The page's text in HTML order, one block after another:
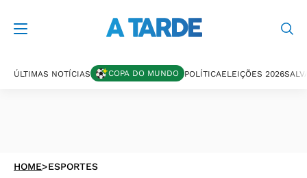
ÚLTIMAS NOTÍCIAS COPA DO MUNDO POLÍTICAELEIÇÕES 2026
HOME>ESPORTES